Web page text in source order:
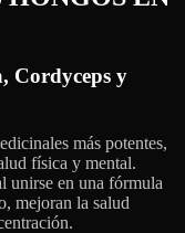
Cordyceps y
más potentes,
física y mental.
unirse en una fórmula
mejoran la salud